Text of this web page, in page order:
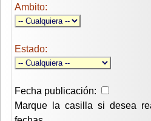
Ambito:
Estado:
Fecha publicación:
Marque la casilla si desea